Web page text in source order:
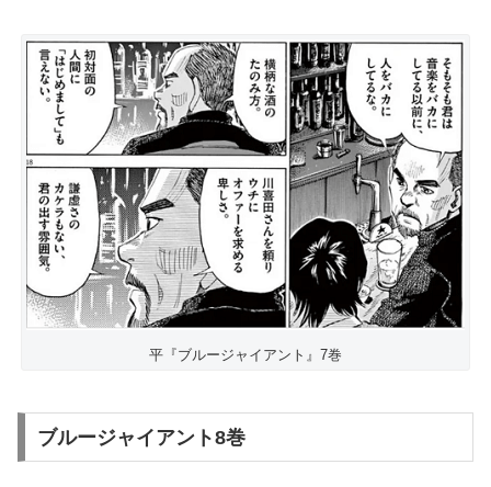
平『ブルージャイアント』7巻
ブルージャイアント8巻